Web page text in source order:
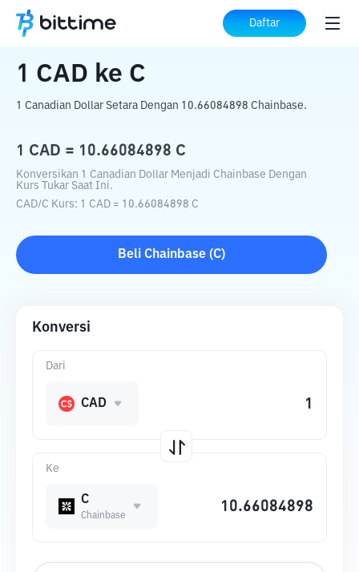
Daftar
Beranda Konverter Kripto ke
1 CAD ke C
1 Canadian Dollar Setara Dengan 10.66084898 Chainbase.
1 CAD = 10.66084898 C
Konversikan 1 Canadian Dollar Menjadi Chainbase Dengan
Kurs Tukar Saat Ini.
CAD/C Kurs: 1 CAD = 10.66084898 C
Beli Chainbase (C)
Konversi
Ke
C
Chainbase
Dari
CAD